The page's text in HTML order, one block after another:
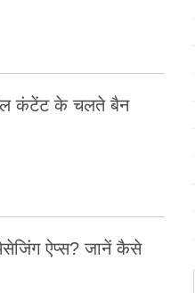
कंटेंट के चलते बैन
ऐप्स? जानें कैसे